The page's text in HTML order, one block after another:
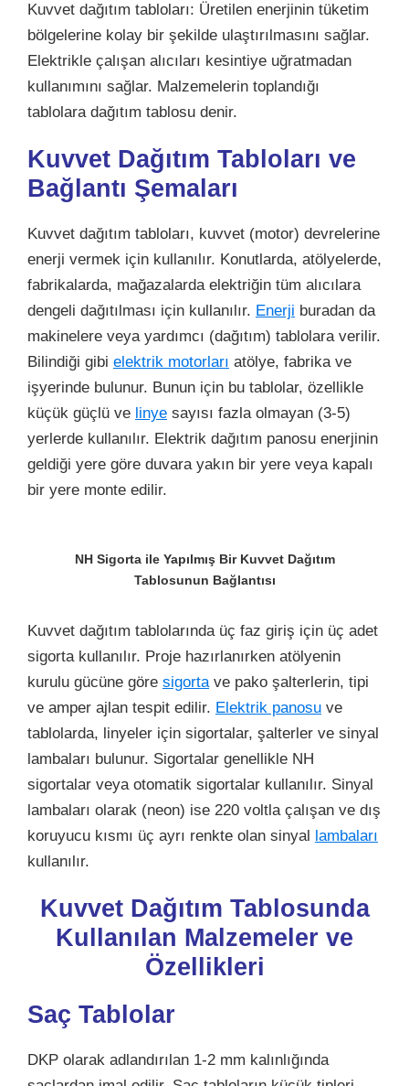
Kuvvet dağıtım tabloları: Üretilen enerjinin tüketim
bölgelerine kolay bir şekilde ulaştırılmasını sağlar.
Elektrikle çalışan alıcıları kesintiye uğratmadan
kullanımını sağlar. Malzemelerin toplandığı
tablolara dağıtım tablosu denir.
Kuvvet Dağıtım Tabloları ve
Bağlantı Şemaları
Kuvvet dağıtım tabloları, kuvvet (motor) devrelerine
enerji vermek için kullanılır. Konutlarda, atölyelerde,
fabrikalarda, mağazalarda elektriğin tüm alıcılara
dengeli dağıtılması için kullanılır. Enerji buradan da
makinelere veya yardımcı (dağıtım) tablolara verilir.
Bilindiği gibi elektrik motorları atölye, fabrika ve
işyerinde bulunur. Bunun için bu tablolar, özellikle
küçük güçlü ve linye sayısı fazla olmayan (3-5)
yerlerde kullanılır. Elektrik dağıtım panosu enerjinin
geldiği yere göre duvara yakın bir yere veya kapalı
bir yere monte edilir.
NH Sigorta ile Yapılmış Bir Kuvvet Dağıtım
Tablosunun Bağlantısı
Kuvvet dağıtım tablolarında üç faz giriş için üç adet
sigorta kullanılır. Proje hazırlanırken atölyenin
kurulu gücüne göre sigorta ve pako şalterlerin, tipi
ve amper ajlan tespit edilir. Elektrik panosu ve
tablolarda, linyeler için sigortalar, şalterler ve sinyal
lambaları bulunur. Sigortalar genellikle NH
sigortalar veya otomatik sigortalar kullanılır. Sinyal
lambaları olarak (neon) ise 220 voltla çalışan ve dış
koruyucu kısmı üç ayrı renkte olan sinyal lambaları
kullanılır.
Kuvvet Dağıtım Tablosunda
Kullanılan Malzemeler ve
Özellikleri
Saç Tablolar
DKP olarak adlandırılan 1-2 mm kalınlığında